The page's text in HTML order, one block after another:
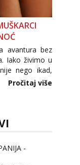
avantura bez
Iako živimo u
nego ikad,
rasprave. Što
Pročitaj više
-